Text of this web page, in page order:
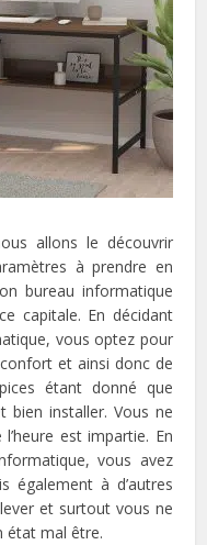
allons le découvrir
à prendre en
bureau informatique
capitale. En décidant
vous optez pour
et ainsi donc de
étant donné que
bien installer. Vous ne
est impartie. En
vous avez
également à d’autres
et surtout vous ne
état mal être.